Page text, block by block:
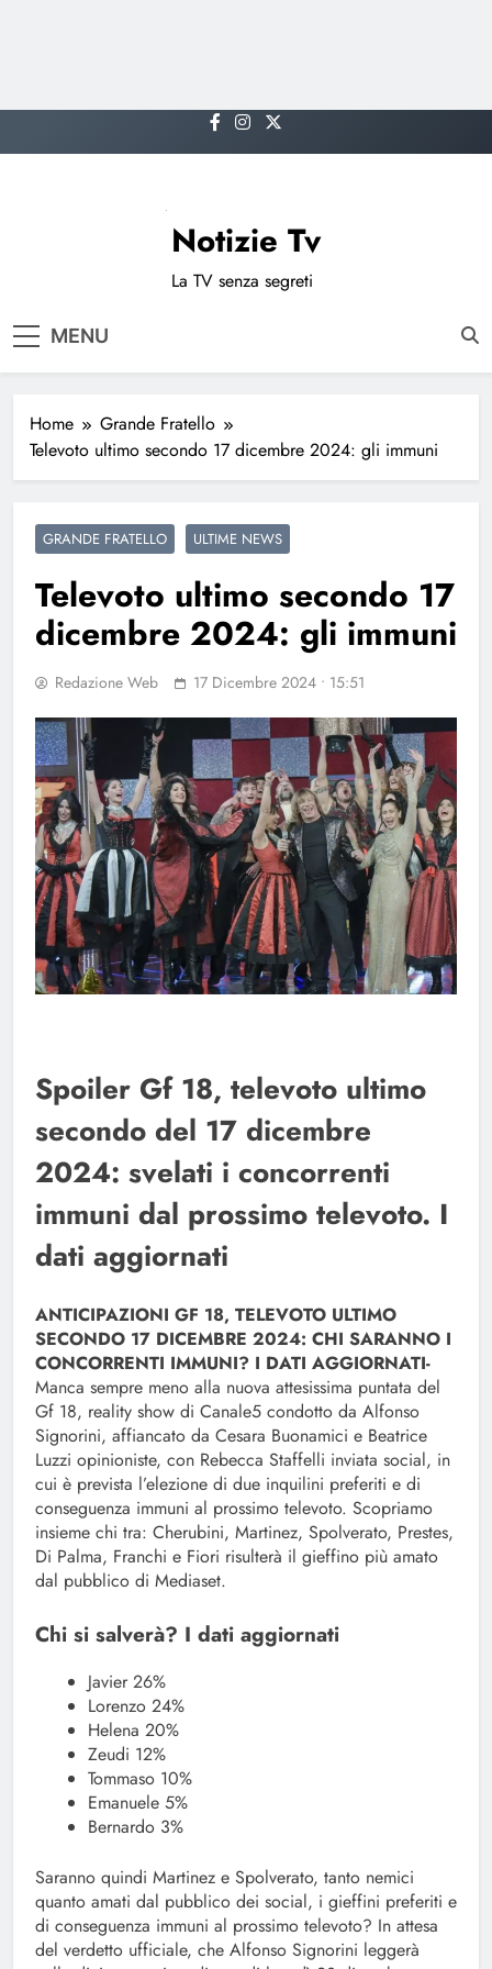
to
Notizie Tv
La TV senza segreti
MENU
Home
Grande Fratello
Televoto ultimo secondo 17 dicembre 2024: gli immuni
GRANDE FRATELLO ULTIME NEWS
Televoto ultimo secondo 17
dicembre 2024: gli immuni
Redazione Web 17 Dicembre 2024 • 15:51
Spoiler Gf 18, televoto ultimo
secondo del 17 dicembre
2024: svelati i concorrenti
immuni dal prossimo televoto. I
dati aggiornati
ANTICIPAZIONI GF 18, TELEVOTO ULTIMO
SECONDO 17 DICEMBRE 2024: CHI SARANNO I
CONCORRENTI IMMUNI? I DATI AGGIORNATI-
Manca sempre meno alla nuova attesissima puntata del
Gf 18, reality show di Canale5 condotto da Alfonso
Signorini, affiancato da Cesara Buonamici e Beatrice
Luzzi opinioniste, con Rebecca Staffelli inviata social, in
cui è prevista l’elezione di due inquilini preferiti e di
conseguenza immuni al prossimo televoto. Scopriamo
insieme chi tra: Cherubini, Martinez, Spolverato, Prestes,
Di Palma, Franchi e Fiori risulterà il gieffino più amato
dal pubblico di Mediaset.
Chi si salverà? I dati aggiornati
Javier 26%
Lorenzo 24%
Helena 20%
Zeudi 12%
Tommaso 10%
Emanuele 5%
Bernardo 3%
Saranno quindi Martinez e Spolverato, tanto nemici
quanto amati dal pubblico dei social, i gieffini preferiti e
di conseguenza immuni al prossimo televoto? In attesa
del verdetto ufficiale, che Alfonso Signorini leggerà